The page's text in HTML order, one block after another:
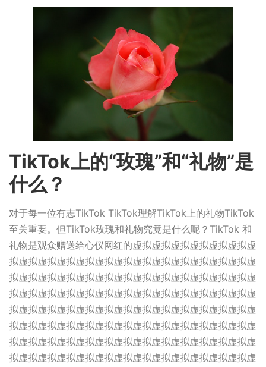
TikTok上的“玫瑰”和“礼物”是
什么？
对于每一位有志TikTok TikTok理解TikTok上的礼物TikTok
至关重要。但TikTok玫瑰和礼物究竟是什么呢？TikTok 和
礼物是观众赠送给心仪网红的虚拟虚拟虚拟虚拟虚拟虚拟虚
拟虚拟虚拟虚拟虚拟虚拟虚拟虚拟虚拟虚拟虚拟虚拟虚拟虚
拟虚拟虚拟虚拟虚拟虚拟虚拟虚拟虚拟虚拟虚拟虚拟虚拟虚
拟虚拟虚拟虚拟虚拟虚拟虚拟虚拟虚拟虚拟虚拟虚拟虚拟虚
拟虚拟虚拟虚拟虚拟虚拟虚拟虚拟虚拟虚拟虚拟虚拟虚拟虚
拟虚拟虚拟虚拟虚拟虚拟虚拟虚拟虚拟虚拟虚拟虚拟虚拟虚
拟虚拟虚拟虚拟虚拟虚拟虚拟虚拟虚拟虚拟虚拟虚拟虚拟虚
拟虚拟虚拟虚拟虚拟虚拟虚拟虚拟虚拟虚拟虚拟虚拟虚拟虚